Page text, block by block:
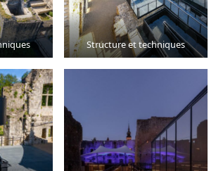
Structure et techniques